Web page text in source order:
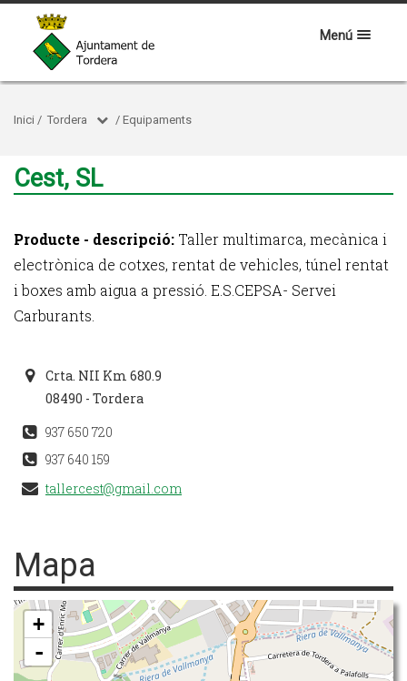
Menú
Inici / Tordera / Equipaments
Cest, SL
Producte - descripció: Taller multimarca, mecànica i
electrònica de cotxes, rentat de vehicles, túnel rentat
i boxes amb aigua a pressió. E.S.CEPSA- Servei
Carburants.
Crta. NII Km 680.9
08490 - Tordera
937 650 720
937 640 159
tallercest@gmail.com
Mapa
+
-